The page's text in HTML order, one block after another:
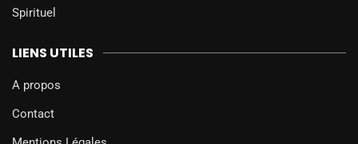
Spirituel
LIENS UTILES
A propos
Contact